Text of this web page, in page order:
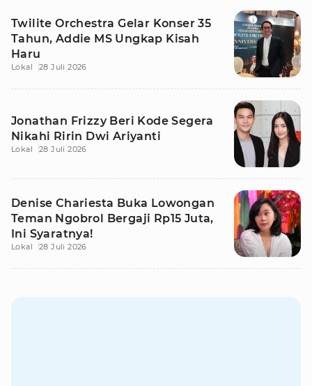
Twilite Orchestra Gelar Konser 35
Tahun, Addie MS Ungkap Kisah
Haru
Lokal 28 Juli 2026
Jonathan Frizzy Beri Kode Segera
Nikahi Ririn Dwi Ariyanti
Lokal 28 Juli 2026
Denise Chariesta Buka Lowongan
Teman Ngobrol Bergaji Rp15 Juta,
Ini Syaratnya!
Lokal 28 Juli 2026